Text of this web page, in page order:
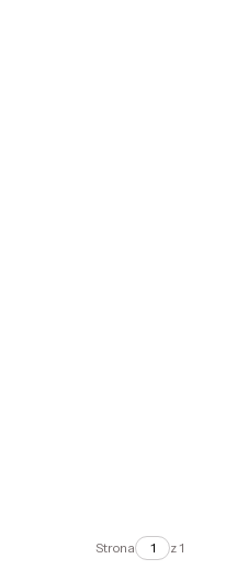
Strona z 1